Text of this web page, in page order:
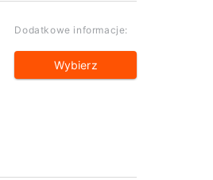
Dodatkowe informacje:
Wybierz